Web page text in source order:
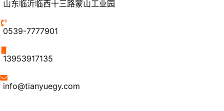
山东临沂临西十三路蒙山工业园
0539-7777901
13953917135
info@tianyuegy.com